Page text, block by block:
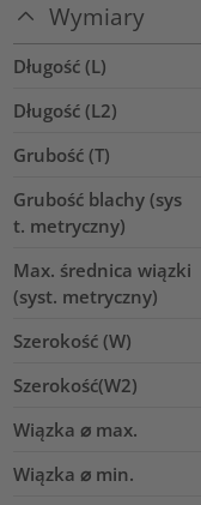
Wymiary
Długość (L)
Długość (L2)
Grubość (T)
Grubość blachy (sys
t. metryczny)
Max. średnica wiązki
(syst. metryczny)
Szerokość (W)
Szerokość(W2)
Wiązka ⌀ max.
Wiązka ⌀ min.